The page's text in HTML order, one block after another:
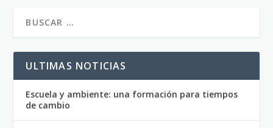
ULTIMAS NOTICIAS
Escuela y ambiente: una formación para tiempos
de cambio